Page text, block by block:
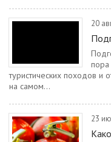
20
туристических походов и
на самом...
23